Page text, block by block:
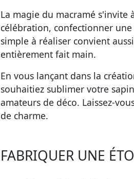
La magie du macramé s'invite
célébration, confectionner
simple à réaliser convient
entièrement fait main.
En vous lançant dans la
souhaitiez sublimer votre
amateurs de déco. Laissez-
de charme.
FABRIQUER UNE